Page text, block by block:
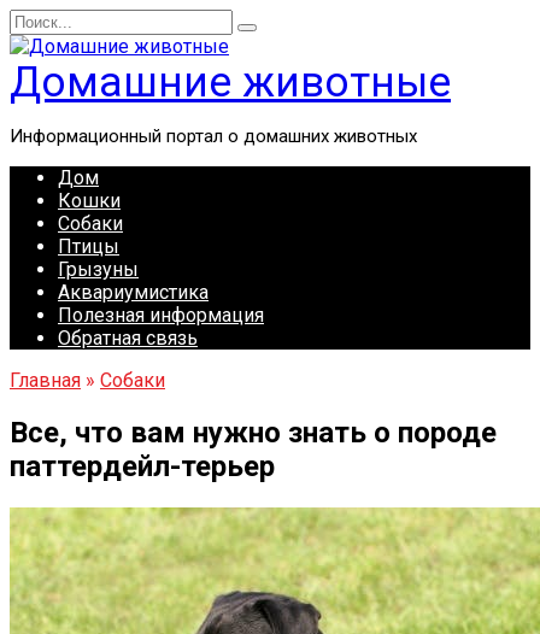
Перейти
к
содержанию
Search
for:
Домашние животные
Информационный портал о домашних животных
Дом
Кошки
Собаки
Птицы
Грызуны
Аквариумистика
Полезная информация
Обратная связь
Главная » Собаки
Все, что вам нужно знать о породе
паттердейл-терьер